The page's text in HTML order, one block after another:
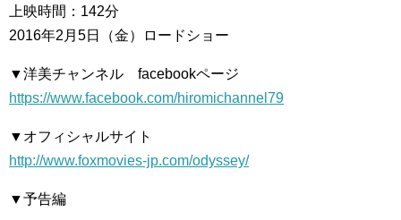
上映時間：142分
2016年2月5日（金）ロードショー
▼洋美チャンネル facebookページ
https://www.facebook.com/hiromichannel79
▼オフィシャルサイト
http://www.foxmovies-jp.com/odyssey/
▼予告編